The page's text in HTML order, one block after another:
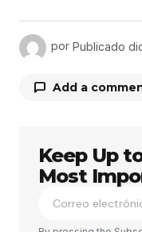
por Publicado
Add a
Tu dirección de
publicada. Los
marcados con *
Keep Up
Most